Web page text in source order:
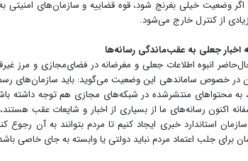
اگر وضعیت خیلی بغرنج شود، قوه قضاییه و سازمان‌های امنیتی
از کنترل خارج می‌شود.
اخبار جعلی به عقب‌ماندگی رسانه‌ها
انبوه اطلاعات جعلی و مغرضانه در فضای‌مجازی و مرز
در خصوص ساماندهی این وضعیت می‌گوید: باید سازمان‌های
به محتواهای منتشرشده در شبکه‌های مجازی هم توجه داشته
اکنون رسانه‌های ما از بسیاری از اخبار و شایعات عقب
استاندارد خبری ایجاد کنیم تا مردم بتوانند به آن رجوع
برای جلب اعتماد مردم نباید دولتی یا وابسته به جای خاصی